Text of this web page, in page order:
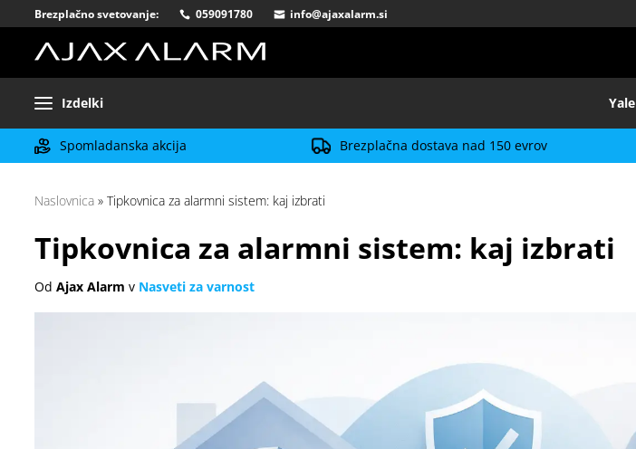
Brezplačno svetovanje: 059091780 info@ajaxalarm.si
Izdelki Yale
Spomladanska akcija Brezplačna dostava nad 150 evrov
Naslovnica » Tipkovnica za alarmni sistem: kaj izbrati
Tipkovnica za alarmni sistem: kaj izbrati
Od Ajax Alarm v Nasveti za varnost